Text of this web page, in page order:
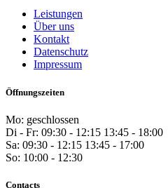
Leistungen
Über uns
Kontakt
Datenschutz
Impressum
Öffnungszeiten
Mo: geschlossen
Di - Fr: 09:30 - 12:15 13:45 - 18:00
Sa: 09:30 - 12:15 13:45 - 17:00
So: 10:00 - 12:30
Contacts